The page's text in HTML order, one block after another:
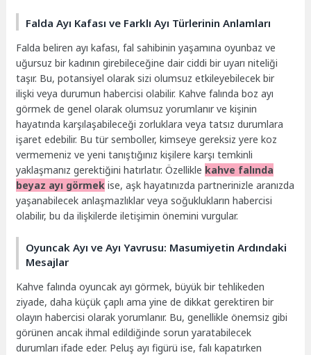
Falda Ayı Kafası ve Farklı Ayı Türlerinin Anlamları
Falda beliren ayı kafası, fal sahibinin yaşamına oyunbaz ve
uğursuz bir kadının girebileceğine dair ciddi bir uyarı niteliği
taşır. Bu, potansiyel olarak sizi olumsuz etkileyebilecek bir
ilişki veya durumun habercisi olabilir. Kahve falında boz ayı
görmek de genel olarak olumsuz yorumlanır ve kişinin
hayatında karşılaşabileceği zorluklara veya tatsız durumlara
işaret edebilir. Bu tür semboller, kimseye gereksiz yere koz
vermemeniz ve yeni tanıştığınız kişilere karşı temkinli
yaklaşmanız gerektiğini hatırlatır. Özellikle kahve falında
beyaz ayı görmek ise, aşk hayatınızda partnerinizle aranızda
yaşanabilecek anlaşmazlıklar veya soğuklukların habercisi
olabilir, bu da ilişkilerde iletişimin önemini vurgular.
Oyuncak Ayı ve Ayı Yavrusu: Masumiyetin Ardındaki
Mesajlar
Kahve falında oyuncak ayı görmek, büyük bir tehlikeden
ziyade, daha küçük çaplı ama yine de dikkat gerektiren bir
olayın habercisi olarak yorumlanır. Bu, genellikle önemsiz gibi
görünen ancak ihmal edildiğinde sorun yaratabilecek
durumları ifade eder. Peluş ayı figürü ise, falı kapatırken